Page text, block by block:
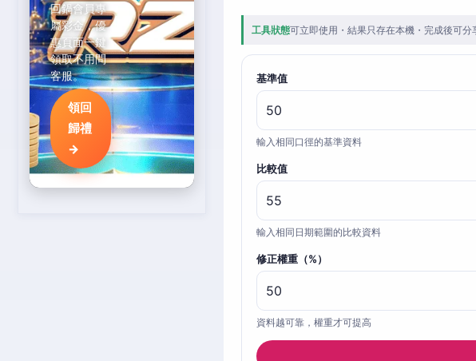
回鍋會員專
屬彩金，優
惠頁面一鍵
領取不用問
客服。
領回
歸禮
→
工具狀態可立即使用・結果只存在本機・完成後可分
基準值
輸入相同口徑的基準資料
比較值
輸入相同日期範圍的比較資料
修正權重（%）
資料越可靠，權重才可提高